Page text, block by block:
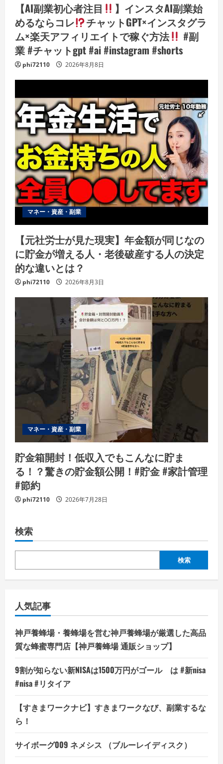
【AI副業初心者注目
】インスタAI副業始
めるならコレ
チャットGPT×インスタグラ
ム×楽天アフィリエイトで稼ぐ方法
#副
業 #チャットgpt #ai #instagram #shorts
phi72110 2026年8月8日
マネー・資産・副業
【元社労士が見た現実】年金額が同じなの
に貯金が増える人・老後破産する人の決定
的な違いとは？
phi72110 2026年8月3日
マネー・資産・副業
貯金箱開封！低収入でもこんなに貯ま
る！？驚きの貯金額公開！#貯金 #家計管理
#節約
phi72110 2026年7月28日
検索
検索
人気記事
神戸養蜂場・養蜂場を営む神戸養蜂場が厳選した高品
質な蜂蜜専門店【神戸養蜂場 通販ショップ】
9割が知らない新NISAは1500万円がゴール は #新nisa
#nisa #リタイア
【すきまワークナビ】すきまワークなび、副業するな
ら！
サイボーグ009 ネメシス （ブルーレイディスク）